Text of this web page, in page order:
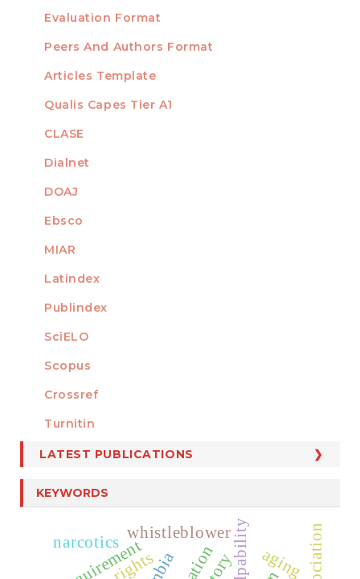
Evaluation Format
Peers And Authors Format
Articles Template
INDEXED
Qualis Capes Tier A1
CLASE
Dialnet
DOAJ
Ebsco
MIAR
Latindex
Publindex
SciELO
Scopus
MEMBER OF
Crossref
Turnitin
LATEST PUBLICATIONS
KEYWORDS
aging
culpability
whistleblower
narcotics